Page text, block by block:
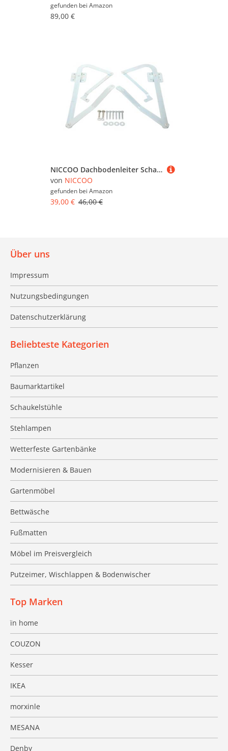
gefunden bei Amazon
89,00 €
NICCOO Dachbodenleiter Scharnierarm, 1 Paar Leiterscharniere Dachbodenleiter-Scharnier-Ausgleichsarm-Arme für die Modelle Mk5, WU2210, W2208, W2210, Dachbodenleiter Ersatzscharniere
von NICCOO
gefunden bei Amazon
39,00 € 46,00 €
Über uns
Impressum
Nutzungsbedingungen
Datenschutzerklärung
Beliebteste Kategorien
Pflanzen
Baumarktartikel
Schaukelstühle
Stehlampen
Wetterfeste Gartenbänke
Modernisieren & Bauen
Gartenmöbel
Bettwäsche
Fußmatten
Möbel im Preisvergleich
Putzeimer, Wischlappen & Bodenwischer
Top Marken
ïn home
COUZON
Kesser
IKEA
morxinle
MESANA
Denby